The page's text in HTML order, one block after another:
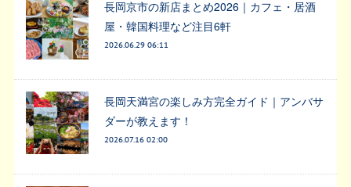
長岡京市の新店まとめ2026｜カフェ・居酒
屋・韓国料理など注目6軒
2026.06.29 06:11
長岡天満宮の楽しみ方完全ガイド｜アンバサ
ダーが教えます！
2026.07.16 02:00